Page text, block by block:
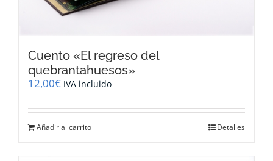
Cuento «El regreso del
quebrantahuesos»
12,00€ IVA incluido
Añadir al carrito Detalles